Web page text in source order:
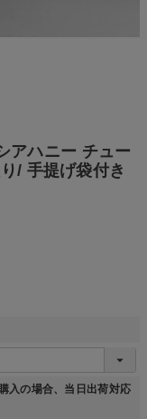
アハニー チュー
/ 手提げ袋付き
入の場合、当日出荷対応